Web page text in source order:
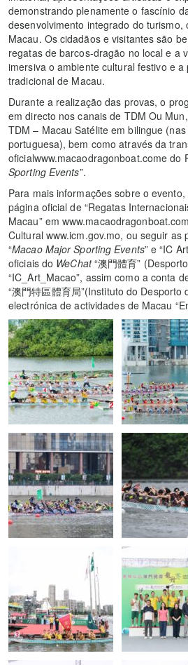
demonstrando plenamente o fascínio
desenvolvimento integrado do turismo,
Macau. Os cidadãos e visitantes são
regatas de barcos-dragão no local e a
imersiva o ambiente cultural festivo e
tradicional de Macau.
Durante a realização das provas, o
em directo nos canais de TDM Ou
TDM – Macau Satélite em bilingue
portuguesa), bem como através da
oficialwww.macaodragonboat.come do
Sporting Events”.
Para mais informações sobre o
página oficial de “Regatas
Macau” em
Cultural www.icm.gov.mo, ou seguir as
“Macao Major Sporting Events” e “IC
oficiais do WeChat“澳門體育”
“IC_Art_Macao”, assim como a conta
“澳門特區體育局”(Instituto do Desporto
electrónica de actividades de Macau